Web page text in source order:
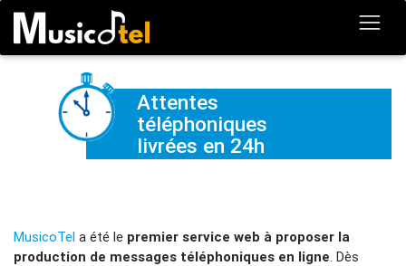
Attentes
téléphoniques
livrées en 24h
MusicoTel a été le premier service web à proposer la
production de messages téléphoniques en ligne. Dès